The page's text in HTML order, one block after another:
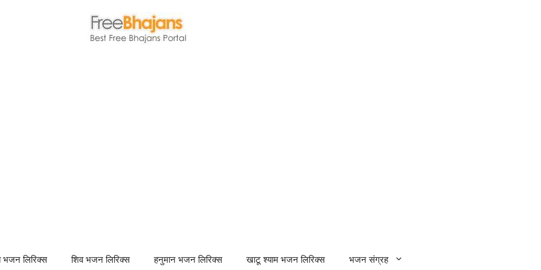
भजन लिरिक्स शिव भजन लिरिक्स हनुमान भजन लिरिक्स खाटू श्याम भजन लिरिक्स भजन संग्रह